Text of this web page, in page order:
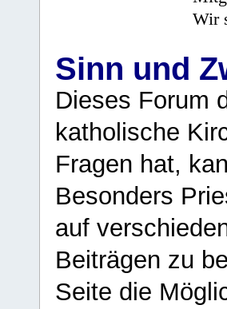
Wir
Sinn und
Dieses Forum
katholische
Fragen hat,
Besonders
auf
Beiträgen zu
Seite die